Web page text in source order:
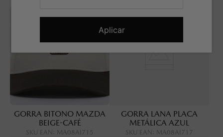
Aplicar
GORRA BITONO MAZDA
BEIGE-CAFÉ
SKU EAN : MA08AI715
GORRA LANA PLACA
METÁLICA AZUL
SKU EAN : MA08AI717